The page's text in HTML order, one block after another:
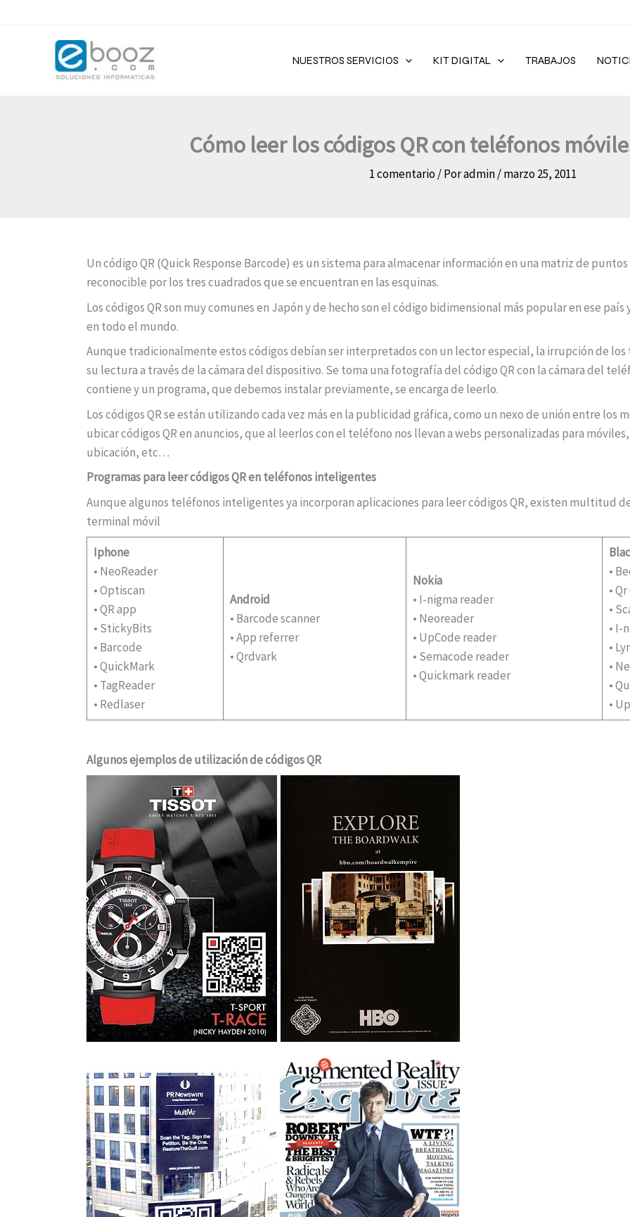
NUESTROS SERVICIOS KIT DIGITAL TRABAJOS
Cómo leer los códigos QR con teléfonos
1 comentario / Poradmin/marzo 25, 2011
Un código QR (Quick Response Barcode) es un sistema para almacenar información en una matriz de
reconocible por los tres cuadrados que se encuentran en las esquinas.
Los códigos QR son muy comunes en Japón y de hecho son el código bidimensional más popular en ese
en todo el mundo.
Aunque tradicionalmente estos códigos debían ser interpretados con un lector especial, la irrupción de
su lectura a través de la cámara del dispositivo. Se toma una fotografía del código QR con la cámara del
contiene y un programa, que debemos instalar previamente, se encarga de leerlo.
Los códigos QR se están utilizando cada vez más en la publicidad gráfica, como un nexo de unión entre los
ubicar códigos QR en anuncios, que al leerlos con el teléfono nos llevan a webs personalizadas para
ubicación, etc…
Programas para leer códigos QR en teléfonos inteligentes
Aunque algunos teléfonos inteligentes ya incorporan aplicaciones para leer códigos QR, existen multitud
terminal móvil
Iphone
• NeoReader
• Optiscan
• QR app
• StickyBits
• Barcode
• QuickMark
• TagReader
• Redlaser
Android
• Barcode scanner
• App referrer
• Qrdvark
Nokia
• I-nigma reader
• Neoreader
• UpCode reader
• Semacode reader
• Quickmark reader
•
•
•
• I-
•
•
•
•
Algunos ejemplos de utilización de códigos QR